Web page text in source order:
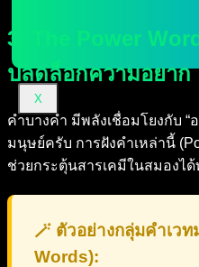
X
3. The Power
ปลดล็อกความอยาก
คำบางคำ มีพลังเชื่อมโยงกับ “
มนุษย์ครับ การฝังคำเหล่านี้
ช่วยกระตุ้นสารเคมีในสมองไ
🪄 ตัวอย่างกลุ่มคำเว
Words):